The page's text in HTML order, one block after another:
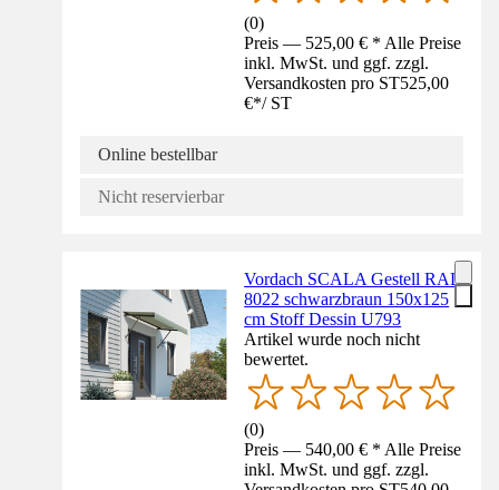
(0)
Preis — 525,00 € * Alle Preise
inkl. MwSt. und ggf. zzgl.
Versandkosten pro ST525,00
€*/ ST
Online bestellbar
Nicht reservierbar
Vordach SCALA Gestell RAL
8022 schwarzbraun 150x125
cm Stoff Dessin U793
Artikel wurde noch nicht
bewertet.
(0)
Preis — 540,00 € * Alle Preise
inkl. MwSt. und ggf. zzgl.